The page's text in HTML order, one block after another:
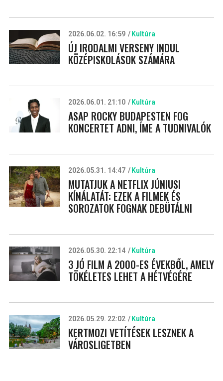
2026.06.02. 16:59 Kultúra
ÚJ IRODALMI VERSENY INDUL
KÖZÉPISKOLÁSOK SZÁMÁRA
2026.06.01. 21:10 Kultúra
ASAP ROCKY BUDAPESTEN FOG
KONCERTET ADNI, ÍME A TUDNIVALÓK
2026.05.31. 14:47 Kultúra
MUTATJUK A NETFLIX JÚNIUSI
KÍNÁLATÁT: EZEK A FILMEK ÉS
SOROZATOK FOGNAK DEBÜTÁLNI
2026.05.30. 22:14 Kultúra
3 JÓ FILM A 2000-ES ÉVEKBŐL, AMELY
TÖKÉLETES LEHET A HÉTVÉGÉRE
2026.05.29. 22:02 Kultúra
KERTMOZI VETÍTÉSEK LESZNEK A
VÁROSLIGETBEN